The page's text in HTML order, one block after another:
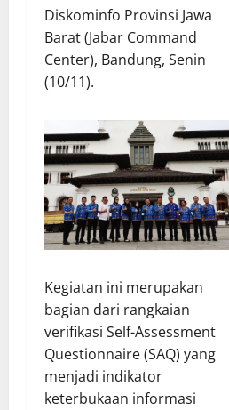
Diskominfo Provinsi Jawa
Barat (Jabar Command
Center), Bandung, Senin
(10/11).
Kegiatan ini merupakan
bagian dari rangkaian
verifikasi Self-Assessment
Questionnaire (SAQ) yang
menjadi indikator
keterbukaan informasi